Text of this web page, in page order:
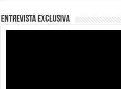
Entrevista Exclusiva